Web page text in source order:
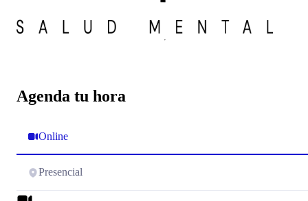
Agenda tu hora
Online
Presencial